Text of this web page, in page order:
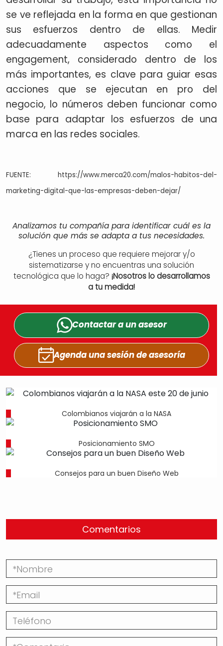
se ve reflejada en la forma en que gestionan
sus esfuerzos dentro de ellas. Medir
adecuadamente aspectos como el
engagement, considerado dentro de los
más importantes, es clave para guiar esas
acciones que se ejecutan en pro del
negocio, lo números deben funcionar como
base para adaptar los esfuerzos de una
marca en las redes sociales.
FUENTE: https://www.merca20.com/malos-habitos-del-
marketing-digital-que-las-empresas-deben-dejar/
Analizamos tu compañía para identificar cuál es la
solución que más se adapta a tus necesidades.
¿Tienes un proceso que requiere mejorar y/o
sistematizarse y no encuentras una solución
tecnológica que lo haga? ¡Nosotros lo desarrollamos
a tu medida!
Contactar a unasesor
Agenda una sesiónde asesoría
Colombianos viajarán a la NASA
Posicionamiento SMO
Consejos para un buen Diseño Web
Comentarios